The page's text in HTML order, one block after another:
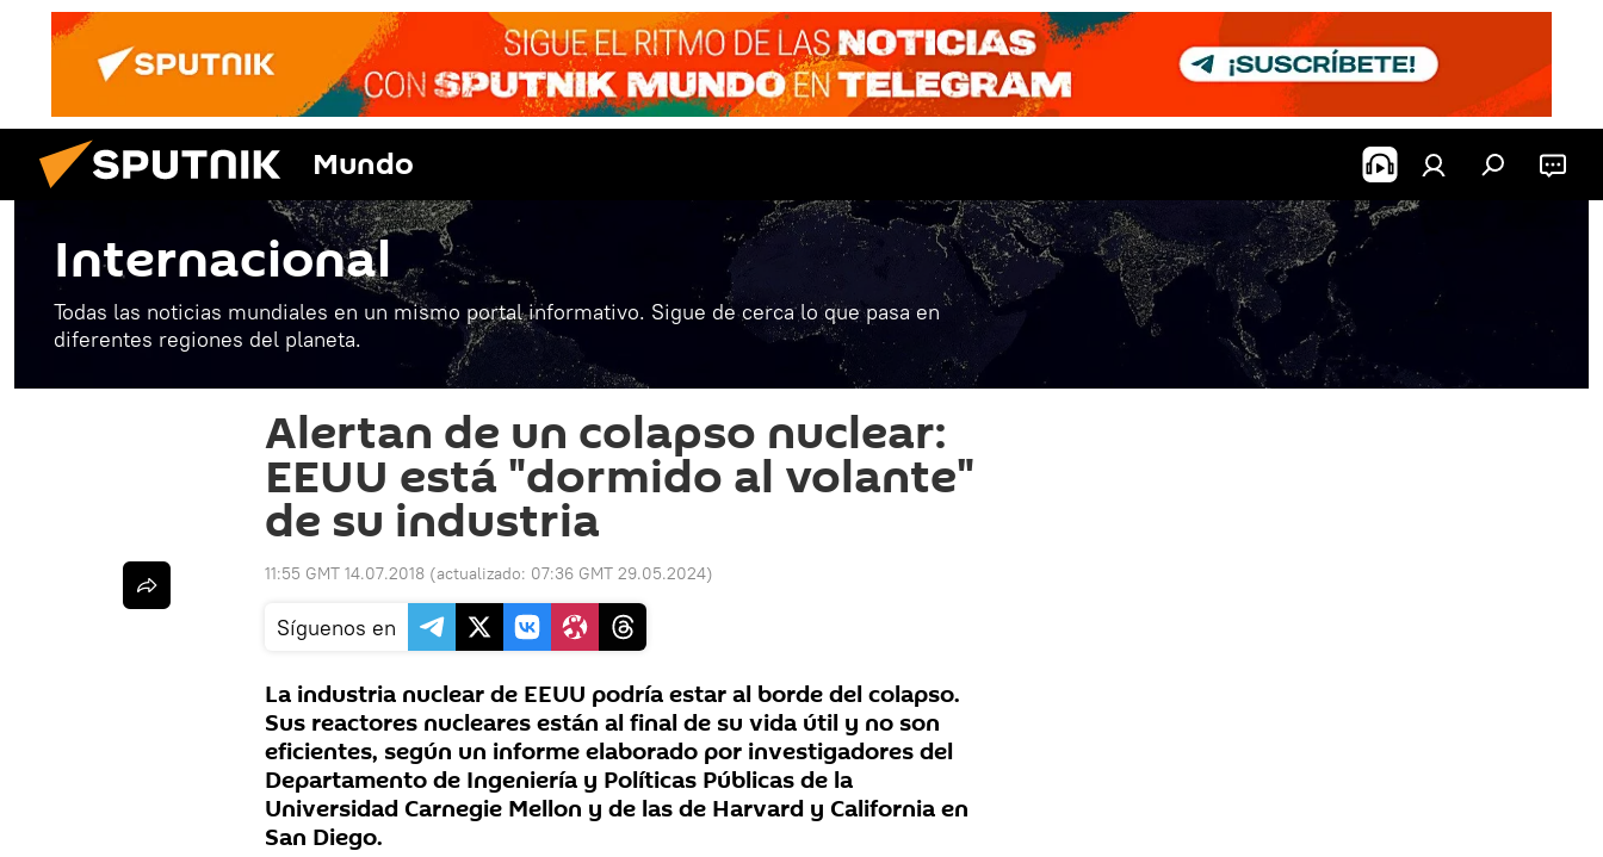
Mundo
Internacional
Todas las noticias mundiales en un mismo portal informativo. Sigue de cerca lo que pasa en
diferentes regiones del planeta.
Alertan de un colapso nuclear:
EEUU está "dormido al volante"
de su industria
11:55 GMT 14.07.2018 (actualizado: 07:36 GMT 29.05.2024)
Síguenos en
La industria nuclear de EEUU podría estar al borde del colapso.
Sus reactores nucleares están al final de su vida útil y no son
eficientes, según un informe elaborado por investigadores del
Departamento de Ingeniería y Políticas Públicas de la
Universidad Carnegie Mellon y de las de Harvard y California en
San Diego.